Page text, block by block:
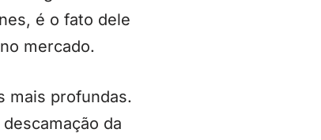
é o fato dele
mercado.
mais profundas.
da